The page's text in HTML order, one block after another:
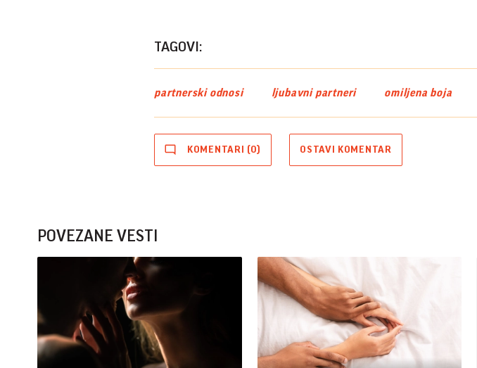
TAGOVI:
partnerski odnosi ljubavni partneri omiljena boja
KOMENTARI (0) OSTAVI KOMENTAR
POVEZANE VESTI